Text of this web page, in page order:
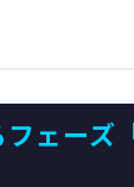
ェーズ